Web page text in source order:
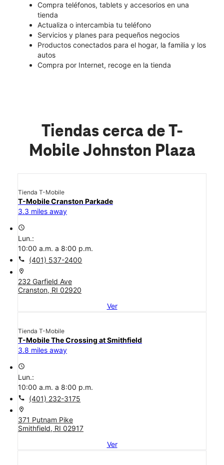
Compra teléfonos, tablets y accesorios en una
tienda
Actualiza o intercambia tu teléfono
Servicios y planes para pequeños negocios
Productos conectados para el hogar, la familia y los
autos
Compra por Internet, recoge en la tienda
Tiendas cerca de T-
Mobile Johnston Plaza
Tienda T-Mobile
T-Mobile Cranston Parkade
3.3 miles away
access_time
Lun.:
10:00 a.m. a 8:00 p.m.
call (401) 537-2400
location_on
232 Garfield Ave
Cranston, RI 02920
Ver
Tienda T-Mobile
T-Mobile The Crossing at Smithfield
3.8 miles away
access_time
Lun.:
10:00 a.m. a 8:00 p.m.
call (401) 232-3175
location_on
371 Putnam Pike
Smithfield, RI 02917
Ver